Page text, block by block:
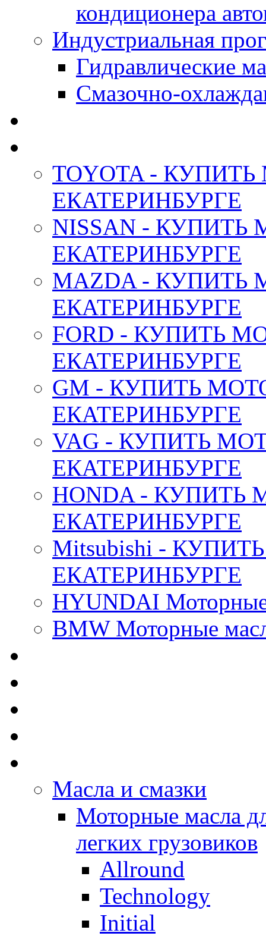
кондиционера
Индустриальная
Гидравлические
Смазочно-
TOYOTA -
ЕКАТЕРИНБУРГЕ
NISSAN -
ЕКАТЕРИНБУРГЕ
MAZDA -
ЕКАТЕРИНБУРГЕ
FORD - КУПИТЬ
ЕКАТЕРИНБУРГЕ
GM - КУПИТЬ
ЕКАТЕРИНБУРГЕ
VAG - КУПИТЬ
ЕКАТЕРИНБУРГЕ
HONDA -
ЕКАТЕРИНБУРГЕ
Mitsubishi -
ЕКАТЕРИНБУРГЕ
HYUNDAI
BMW Моторные
Масла и смазки
Моторные масла
легких грузовиков
Allround
Technology
Initial